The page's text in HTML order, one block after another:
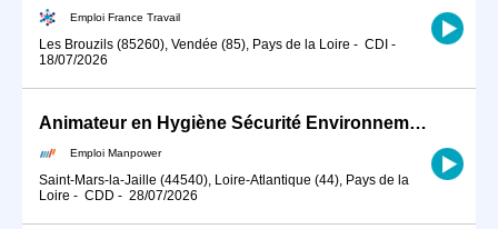
Emploi France Travail
Les Brouzils (85260), Vendée (85), Pays de la Loire - CDI -
18/07/2026
Animateur en Hygiène Sécurité Environnement (H/F)
Emploi Manpower
Saint-Mars-la-Jaille (44540), Loire-Atlantique (44), Pays de la
Loire - CDD - 28/07/2026